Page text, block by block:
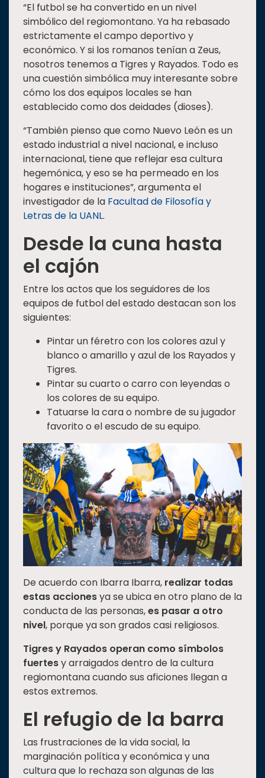
“El futbol se ha convertido en un nivel
simbólico del regiomontano. Ya ha rebasado
estrictamente el campo deportivo y
económico. Y si los romanos tenían a Zeus,
nosotros tenemos a Tigres y Rayados. Todo es
una cuestión simbólica muy interesante sobre
cómo los dos equipos locales se han
establecido como dos deidades (dioses).
“También pienso que como Nuevo León es un
estado industrial a nivel nacional, e incluso
internacional, tiene que reflejar esa cultura
hegemónica, y eso se ha permeado en los
hogares e instituciones”, argumenta el
investigador de la Facultad de Filosofía y
Letras de la UANL.
Desde la cuna hasta
el cajón
Entre los actos que los seguidores de los
equipos de futbol del estado destacan son los
siguientes:
Pintar un féretro con los colores azul y
blanco o amarillo y azul de los Rayados y
Tigres.
Pintar su cuarto o carro con leyendas o
los colores de su equipo.
Tatuarse la cara o nombre de su jugador
favorito o el escudo de su equipo.
De acuerdo con Ibarra Ibarra, realizar todas
estas accionesya se ubica en otro plano de la
conducta de las personas,es pasar a otro
nivel, porque ya son grados casi religiosos.
Tigres y Rayados operan como símbolos
fuertesy arraigados dentro de la cultura
regiomontana cuando sus aficiones llegan a
estos extremos.
El refugio de la barra
Las frustraciones de la vida social, la
marginación política y económica y una
cultura que lo rechaza son algunas de las